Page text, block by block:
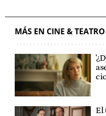
MÁS EN CINE & TEATRO
El